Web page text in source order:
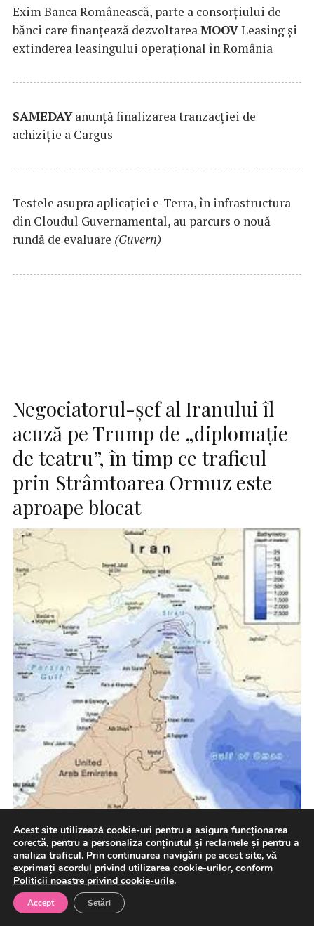
Exim Banca Românească, parte a consorțiului de
bănci care finanțează dezvoltareaMOOVLeasing și
extinderea leasingului operațional în România
SAMEDAYanunță finalizarea tranzacției de
achiziție a Cargus
Testele asupra aplicaţiei e-Terra, în infrastructura
din Cloudul Guvernamental, au parcurs o nouă
rundă de evaluare (Guvern)
Negociatorul-șef al Iranului îl
acuză pe Trump de „diplomație
de teatru”, în timp ce traficul
prin Strâmtoarea Ormuz este
aproape blocat
Negociatorul-șef al Iranului l-a acuzat pe președintele
american Donald Trump că recurge la „diplomație de
teatru”, în contextul […]
Acest site utilizează cookie-uri pentru a asigura funcționarea
corectă, pentru a personaliza conținutul și reclamele și pentru a
analiza traficul. Prin continuarea navigării pe acest site, vă
exprimați acordul privind utilizarea cookie-urilor, conform
Politicii noastre privind cookie-urile.
Accept Setări